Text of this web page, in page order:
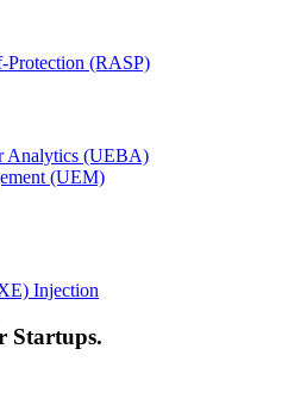
Protection (RASP)
Analytics (UEBA)
(UEM)
Injection
Startups.